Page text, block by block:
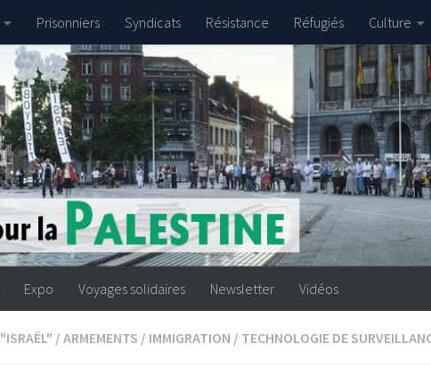
Prisonniers Syndicats Résistance Réfugiés Culture
Expo Voyages solidaires Newsletter Vidéos
"ISRAËL" / ARMEMENTS / IMMIGRATION / TECHNOLOGIE DE